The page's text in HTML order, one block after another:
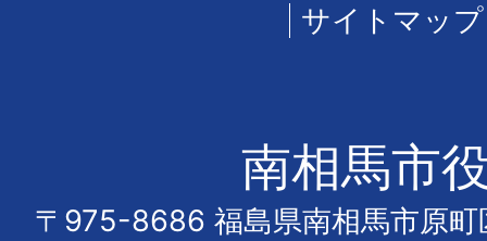
サイトマップ
南相馬市
〒975-8686 福島県南相馬市原町